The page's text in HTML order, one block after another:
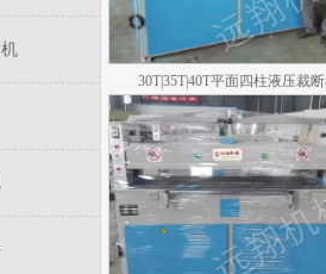
30T|35T|40T平面四柱液压裁